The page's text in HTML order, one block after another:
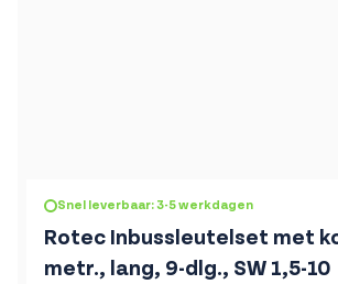
Snel leverbaar: 3-5 werkdagen
Rotec Inbussleutelset met
metr., lang, 9-dlg., SW 1,5-10